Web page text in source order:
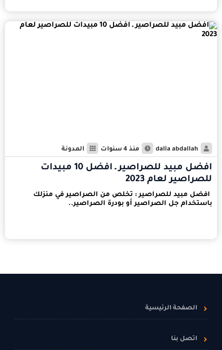
dalia abdallah منذ 4 سنوات المدونة
افضل مبيد للصراصير ـ افضل 10 مبيدات
للصراصير لعام 2023
افضل مبيد للصراصير : تخلص من الصراصير في منزلك
باستخدام جل الصراصير أو بودرة الصراصير..
الصفحة الرئيسية
اتصل بنا